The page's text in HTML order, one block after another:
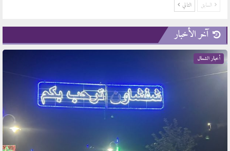
السابق التالي
آخر الأخبار
أخبار الشمال